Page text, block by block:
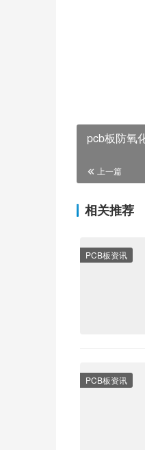
pcb板防氧
上一篇
相关推荐
PCB板资讯
PCB板资讯